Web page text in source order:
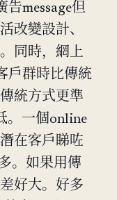
message但
改變設計、
同時，網上
戶群時比傳統
統方式更準
。一個online
在客戶睇咗
。如果用傳
好大。好多